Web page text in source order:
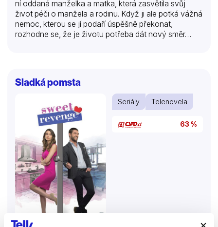
ní oddaná manželka a matka, která zasvětila svůj
život péči o manžela a rodinu. Když ji ale potká vážná
nemoc, kterou se jí podaří úspěšně překonat,
rozhodne se, že je životu potřeba dát nový směr…
Sladká pomsta
Seriály Telenovela
63 %